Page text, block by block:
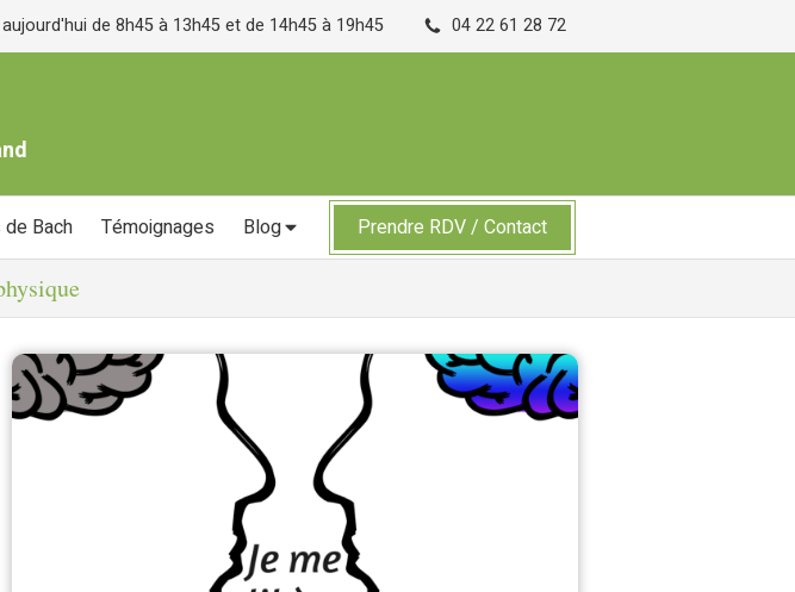
de 8h45 à 13h45 et de 14h45 à 19h45 04 22 61 28 72
Bach Témoignages Blog Prendre RDV / Contact